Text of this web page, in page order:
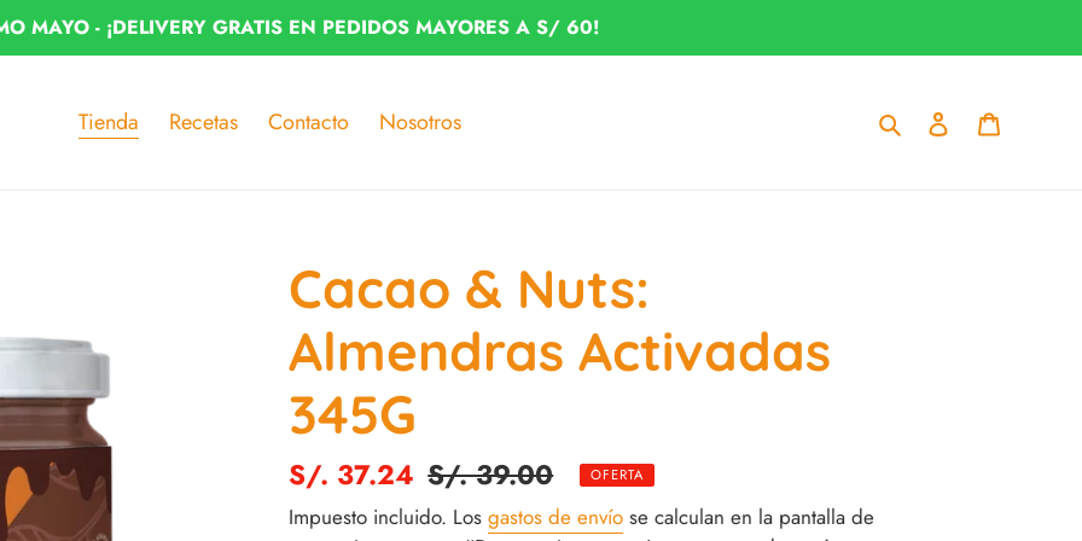
MAYO - ¡DELIVERY GRATIS EN PEDIDOS MAYORES A S/ 60!
Tienda Recetas Contacto Nosotros Buscar Ingresar
Cacao & Nuts:
Almendras Activadas
345G
Precio
de
S/. 37.24 Precio
habitual
S/. 39.00 OFERTA
Impuesto incluido. Los gastos de envío se calculan en la pantalla de